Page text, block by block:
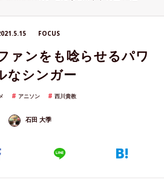
FOCUS
ァンをも唸らせるパワ
なシンガー
アニソン 西川貴教
石田 大季